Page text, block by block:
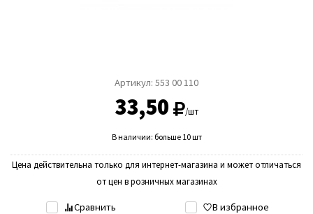
Артикул: 553 00 110
33,50 /шт
В наличии: больше 10 шт
Цена действительна только для интернет-магазина и может отличаться
от цен в розничных магазинах
Сравнить В избранное